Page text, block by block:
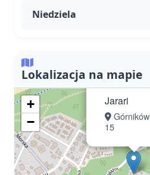
Niedziela
Lokalizacja na mapie
Jarari
Górników
15
+
−